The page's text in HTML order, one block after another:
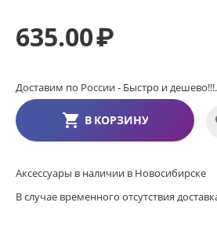
635.00₽
Доставим по России - Быстро и дешево!!!.
В КОРЗИНУ
Аксессуары в наличии в Новосибирске
В случае временного отсутствия